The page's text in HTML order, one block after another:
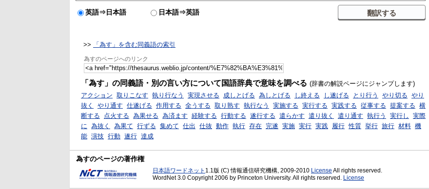
英語⇒日本語 日本語⇒英語
>> 「為す」を含む同義語の索引
為すのページへのリンク
「為す」の同義語・別の言い方について国語辞典で意味を調べる (辞書の解説ページにジャンプします)
アクション 取りこなす 執り行なう 実現させる 成しとげる 為しとげる し終える し遂げる とり行う やり切る やり
抜く
やり通す 仕遂げる 作用する 全うする 取り熟す 執行なう 実施する 実行する 実践する 従事する 提案する 横
断する
点火する 為果せる 為済ます 経験する 行動する 遂行する 遣らかす 遣り抜く 遣り通す 執行う 実行し
実際
に 為抜く 為果て 行ずる 集めて 仕出 仕抜 動作 執行 存在 完遂 実施 実行 実践 履行 性質 挙行 旅行 材料 機
能 演技 行動 遂行 達成
為すのページの著作権
日本語ワードネット 1.1版 (C) 情報通信研究機構, 2009-2010 License All rights reserved.
WordNet 3.0 Copyright 2006 by Princeton University. All rights reserved. License